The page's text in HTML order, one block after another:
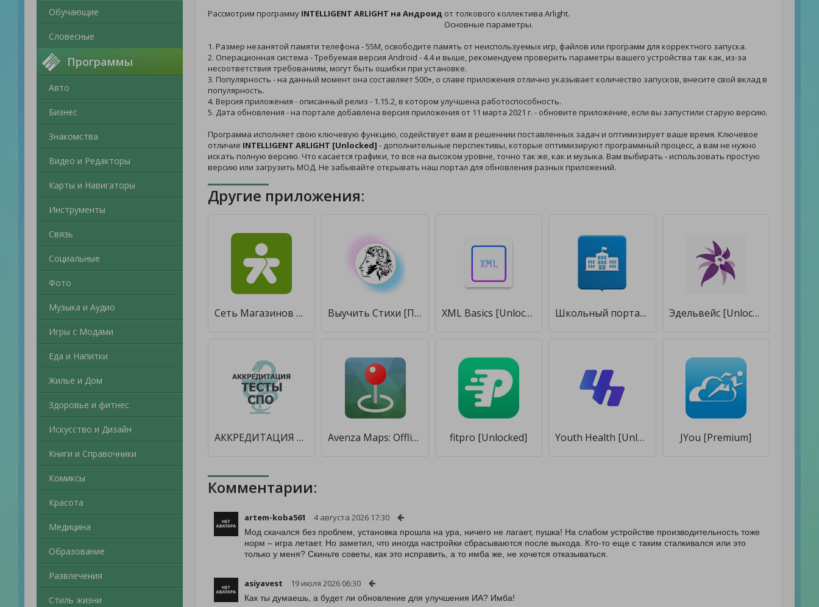
Обучающие
Словесные
Программы
Авто
Бизнес
Знакомства
Видео и Редакторы
Карты и Навигаторы
Инструменты
Связь
Социальные
Фото
Музыка и Аудио
Игры с Модами
Еда и Напитки
Жилье и Дом
Здоровье и фитнес
Искусство и Дизайн
Книги и Справочники
Комиксы
Красота
Медицина
Образование
Развлечения
Стиль жизни
Рассмотрим программу INTELLIGENT ARLIGHT на Андроид от толкового коллектива Arlight.
Основные параметры.
1. Размер незанятой памяти телефона - 55M, освободите память от неиспользуемых игр, файлов или программ для корректного запуска.
2. Операционная система - Требуемая версия Android - 4.4 и выше, рекомендуем проверить параметры вашего устройства так как, из-за
несоответствия требованиям, могут быть ошибки при установке.
3. Популярность - на данный момент она составляет 500+, о славе приложения отлично указывает количество запусков, внесите свой вклад в
популярность.
4. Версия приложения - описанный релиз - 1.15.2, в котором улучшена работоспособность.
5. Дата обновления - на портале добавлена версия приложения от 11 марта 2021 г. - обновите приложение, если вы запустили старую версию.
Программа исполняет свою ключевую функцию, содействует вам в решеннии поставленных задач и оптимизирует ваше время. Ключевое
отличие INTELLIGENT ARLIGHT [Unlocked] - дополнительные перспективы, которые оптимизируют программный процесс, а вам не нужно
искать полную версию. Что касается графики, то все на высоком уровне, точно так же, как и музыка. Вам выбирать - использовать простую
версию или загрузить МОД. Не забывайте открывать наш портал для обновления разных приложений.
Другие приложения:
Сеть Магазинов Семья [Unlocked] Выучить Стихи [Полная версия] XML Basics [Unlocked] Школьный портал [Unlocked] Эдельвейс [Unlocked]
АККРЕДИТАЦИЯ СПО 2019 [Unlocked] Avenza Maps: Offline Mapping [Unlocked] fitpro [Unlocked] Youth Health [Unlocked] JYou [Premium]
Комментарии:
artem-koba561 4 августа 2026 17:30
Мод скачался без проблем, установка прошла на ура, ничего не лагает, пушка! На слабом устройстве производительность тоже
норм – игра летает. Но заметил, что иногда настройки сбрасываются после выхода. Кто-то еще с таким сталкивался или это
только у меня? Скиньте советы, как это исправить, а то имба же, не хочется отказываться.
asiyavest 19 июля 2026 06:30
Как ты думаешь, а будет ли обновление для улучшения ИА? Имба!